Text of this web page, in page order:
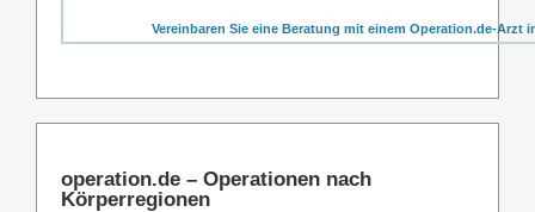
Vereinbaren Sie eine Beratung mit einem Operation.de-Arzt
operation.de – Operationen nach
Körperregionen